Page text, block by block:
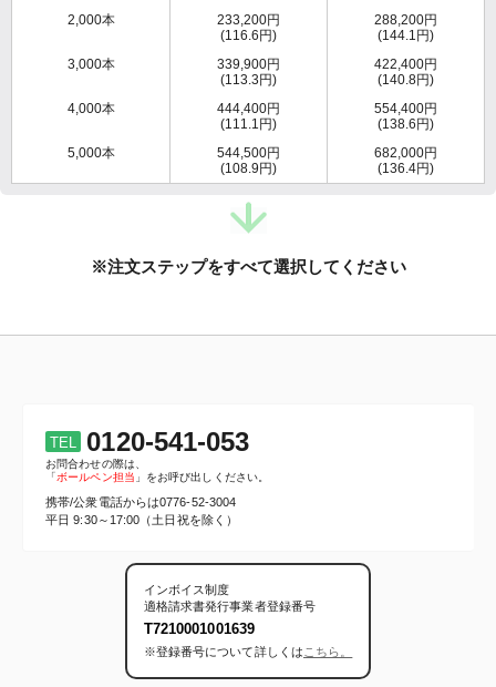
2,000本
233,200円
(116.6円)
288,200円
(144.1円)
3,000本
339,900円
(113.3円)
422,400円
(140.8円)
4,000本
444,400円
(111.1円)
554,400円
(138.6円)
5,000本
544,500円
(108.9円)
682,000円
(136.4円)
※注文ステップをすべて選択してください
TEL 0120-541-053
お問合わせの際は、
「ボールペン担当 」をお呼び出しください。
携帯/公衆電話からは0776-52-3004
平日 9:30～17:00（土日祝を除く）
インボイス制度
適格請求書発行事業者登録番号
T7210001001639
※登録番号について詳しくは こちら。